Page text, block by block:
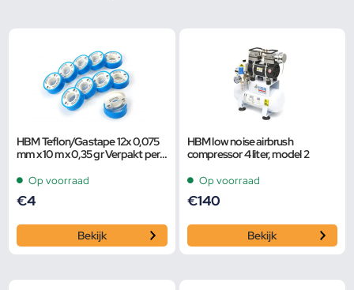
HBM Teflon/Gastape 12x 0,075
mm x 10 m x 0,35 gr Verpakt per
Op voorraad
€4
Bekijk
HBM low noise airbrush
compressor 4 liter, model 2
Op voorraad
€140
Bekijk